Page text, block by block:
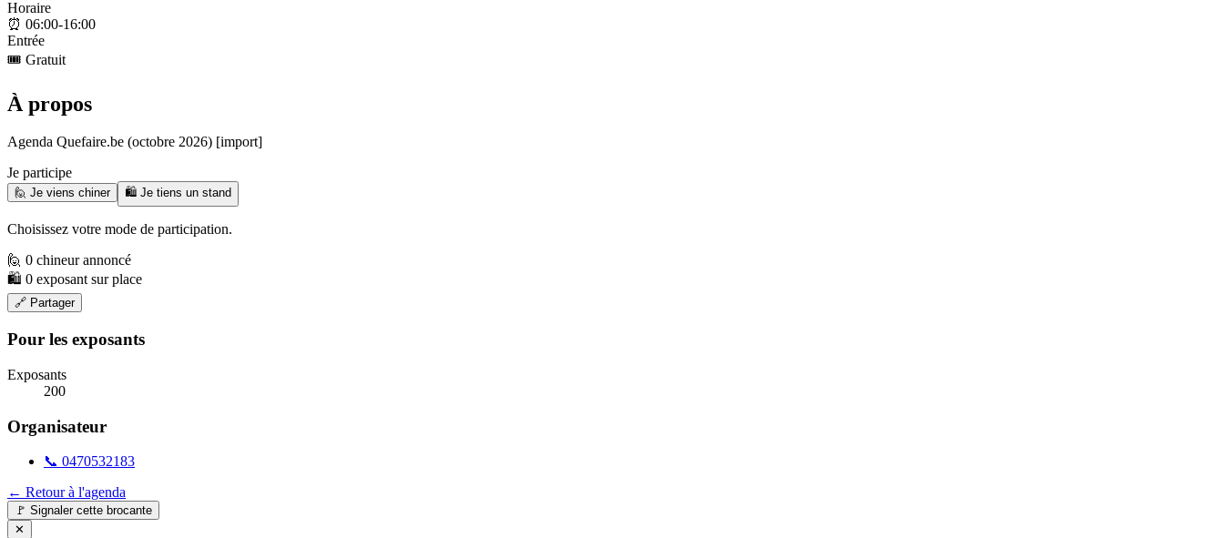
Horaire
⏰ 06:00-16:00
Entrée
🎟️ Gratuit
À propos
Agenda Quefaire.be (octobre 2026) [import]
Je participe
🙋 Je viens chiner 🛍️ Je tiens un stand
Choisissez votre mode de participation.
🙋 0 chineur annoncé
🛍️ 0 exposant sur place
🔗 Partager
Pour les exposants
Exposants
200
Organisateur
📞 0470532183
← Retour à l'agenda
🚩 Signaler cette brocante
✕